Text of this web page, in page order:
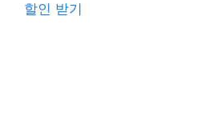
할인 받기